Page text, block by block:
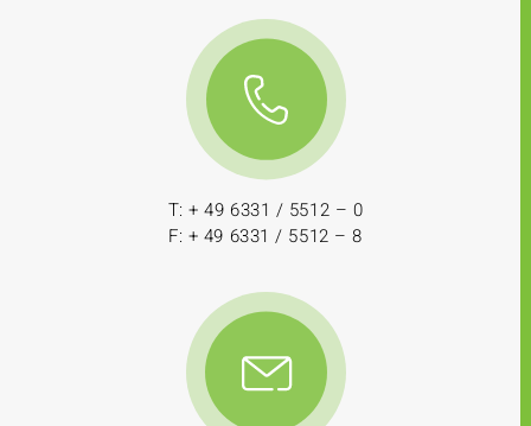
T: + 49 6331 / 5512 – 0
F: + 49 6331 / 5512 – 8